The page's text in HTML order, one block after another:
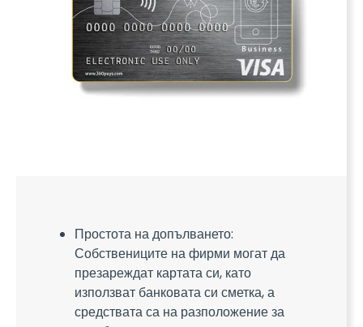
Простота на допълването:
Собствениците на фирми могат да
презареждат картата си, като
използват банковата си сметка, а
средствата са на разположение за